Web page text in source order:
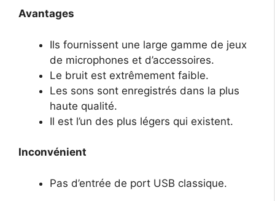
Avantages
Ils fournissent une large gamme de jeux
de microphones et d’accessoires.
Le bruit est extrêmement faible.
Les sons sont enregistrés dans la plus
haute qualité.
Il est l’un des plus légers qui existent.
Inconvénient
Pas d’entrée de port USB classique.